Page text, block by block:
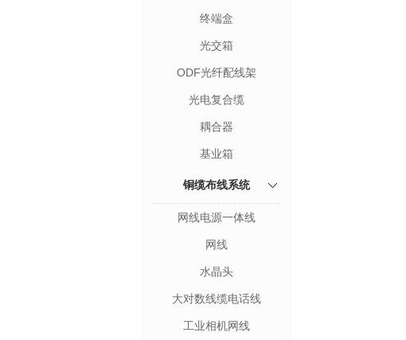
终端盒
光交箱
ODF光纤配线架
光电复合缆
耦合器
基业箱
铜缆布线系统
网线电源一体线
网线
水晶头
大对数线缆电话线
工业相机网线